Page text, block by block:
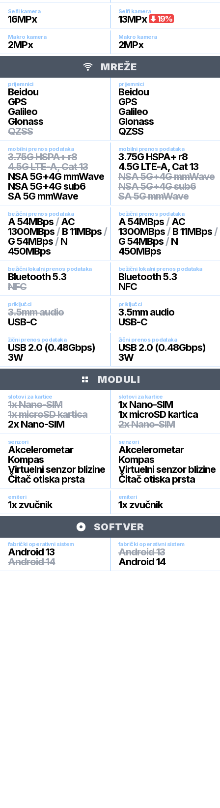
Selfi kamera
16MPx
Selfi kamera
13MPx 19%
Makro kamera
2MPx
Makro kamera
2MPx
MREŽE
prijemnici
Beidou
GPS
Galileo
Glonass
QZSS
prijemnici
Beidou
GPS
Galileo
Glonass
QZSS
mobilni prenos podataka
3.75G HSPA+ r8
4.5G LTE-A, Cat 13
NSA 5G+4G mmWave
NSA 5G+4G sub6
SA 5G mmWave
mobilni prenos podataka
3.75G HSPA+ r8
4.5G LTE-A, Cat 13
NSA 5G+4G mmWave
NSA 5G+4G sub6
SA 5G mmWave
bežični prenos podataka
A 54MBps / AC
1300MBps / B 11MBps /
G 54MBps / N
450MBps
bežični prenos podataka
A 54MBps / AC
1300MBps / B 11MBps /
G 54MBps / N
450MBps
bežični lokalni prenos podataka
Bluetooth 5.3
NFC
bežični lokalni prenos podataka
Bluetooth 5.3
NFC
priključci
3.5mm audio
USB-C
priključci
3.5mm audio
USB-C
žični prenos podataka
USB 2.0 (0.48Gbps)
3W
žični prenos podataka
USB 2.0 (0.48Gbps)
3W
MODULI
slotovi za kartice
1x Nano-SIM
1x microSD kartica
2x Nano-SIM
slotovi za kartice
1x Nano-SIM
1x microSD kartica
2x Nano-SIM
senzori
Akcelerometar
Kompas
Virtuelni senzor blizine
Čitač otiska prsta
senzori
Akcelerometar
Kompas
Virtuelni senzor blizine
Čitač otiska prsta
emiteri
1x zvučnik
emiteri
1x zvučnik
SOFTVER
fabrički operativni sistem
Android 13
Android 14
fabrički operativni sistem
Android 13
Android 14